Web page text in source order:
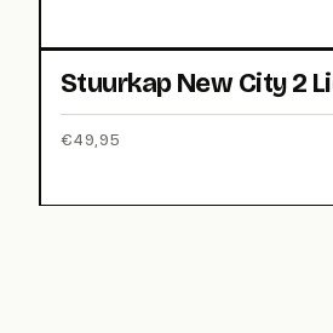
Stuurkap New City 2
€49,95